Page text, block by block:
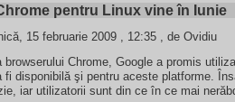
pentru Linux vine în Iunie
15 februarie 2009 , 12:35 , de Ovidiu
browserului Chrome, Google a promis
fi disponibilă şi pentru aceste platforme.
iar utilizatorii sunt din ce în ce mai